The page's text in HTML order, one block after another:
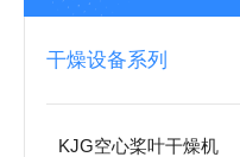
干燥设备系列
KJG空心桨叶干燥机